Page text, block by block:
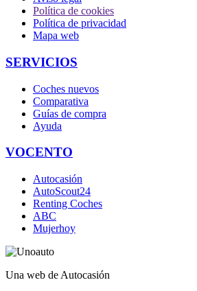
Política de cookies
Política de privacidad
Mapa web
SERVICIOS
Coches nuevos
Comparativa
Guías de compra
Ayuda
VOCENTO
Autocasión
AutoScout24
Renting Coches
ABC
Mujerhoy
Una web de Autocasión